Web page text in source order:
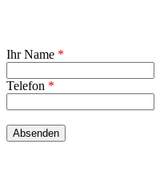
Ihr Name *
Telefon *